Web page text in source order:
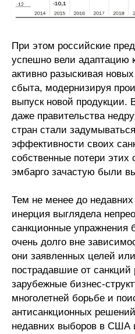
Материалы
При этом российские
успешно вели адаптацию
активно разыскивая
сбыта, модернизируя
выпуск новой продукции.
даже правительства
стран стали
эффективности своих
собственные потери этих
эмбарго зачастую были
Тем не менее до недавних
инерция выглядела
санкционные упражнения
очень долго вне
они заявленных целей
пострадавшие от санкций
зарубежные бизнес-
многолетней борьбе и
антисанкционных
недавних выборов в США